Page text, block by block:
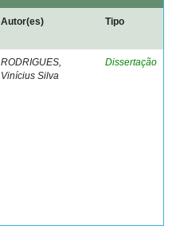
Autor(es) Tipo
RODRIGUES,
Vinícius Silva
Dissertação